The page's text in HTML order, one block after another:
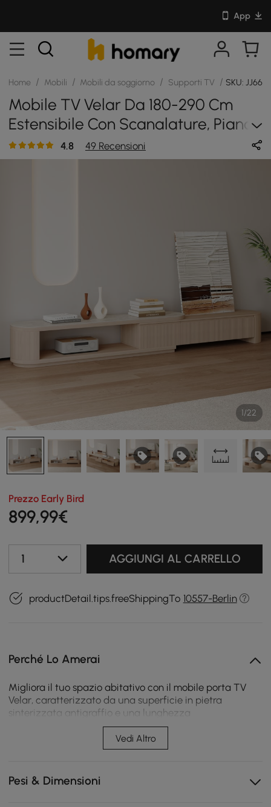
App
Home / Mobili / Mobili da soggiorno / Supporti TV / SKU:
Mobile TV Velar Da 180-290 Cm
Estensibile Con Scanalature, Piano
In Pietra Sinterizzata E 3 Cassetti
4.8 49 Recensioni
1/22
Prezzo Early Bird
899,99€
1 AGGIUNGI AL CARRELLO
productDetail.tips.freeShippingTo 10557-Berlin
Perché Lo Amerai
Migliora il tuo spazio abitativo con il mobile porta TV
Velar, caratterizzato da una superficie in pietra
sinterizzata antigraffio e una lunghezza
personalizzabile grazie al design estensibile. I dettagli
scanalati aggiungono un tocco contemporaneo e gli
ampi cassetti offrono uno spazio generoso per
La lunghezza estensibile si adatta a qualsiasi
Vedi Altro
Pesi & Dimensioni